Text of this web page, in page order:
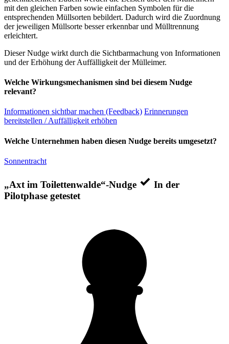
mit den gleichen Farben sowie einfachen Symbolen für die
entsprechenden Müllsorten bebildert. Dadurch wird die Zuordnung
der jeweiligen Müllsorte besser erkennbar und Mülltrennung
erleichtert.
Dieser Nudge wirkt durch die Sichtbarmachung von Informationen
und der Erhöhung der Auffälligkeit der Mülleimer.
Welche Wirkungsmechanismen sind bei diesem Nudge
relevant?
Informationen sichtbar machen (Feedback) Erinnerungen
bereitstellen / Auffälligkeit erhöhen
Welche Unternehmen haben diesen Nudge bereits umgesetzt?
Sonnentracht
„Axt im Toilettenwalde“-Nudge
In der
Pilotphase getestet